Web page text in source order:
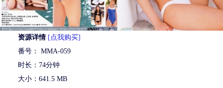
资源详情 [点我购买]
番号： MMA-059
时长：74分钟
大小：641.5 MB